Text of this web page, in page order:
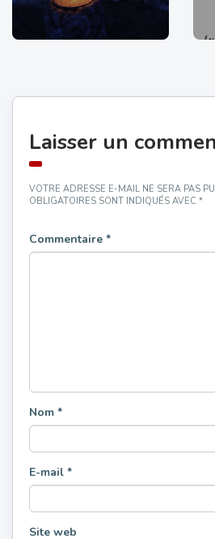
Laisser un
VOTRE ADRESSE E-MAIL NE SERA PAS
OBLIGATOIRES SONT INDIQUÉS AVEC *
Commentaire *
Nom *
E-mail *
Site web